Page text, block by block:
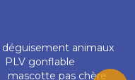
déguisement animaux
PLV gonflable
mascotte pas chère